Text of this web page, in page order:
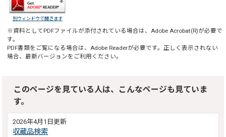
別ウィンドウで開きます
※資料としてPDFファイルが添付されている場合は、 Adobe Acrobat(R)が必要で
す。
PDF書類をご覧になる場合は、 Adobe Readerが必要です。正しく表示されない
場合、最新バージョンをご利用ください。
このページを見ている人は、こんなページも見ていま
す。
2026年4月1日更新
収蔵品検索